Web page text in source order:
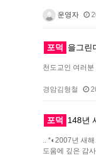
운영자
포덕 을그린
천도교인 여러
경암김형철
포덕 148년
.. *◐2007년 새
도움에 깊은 감